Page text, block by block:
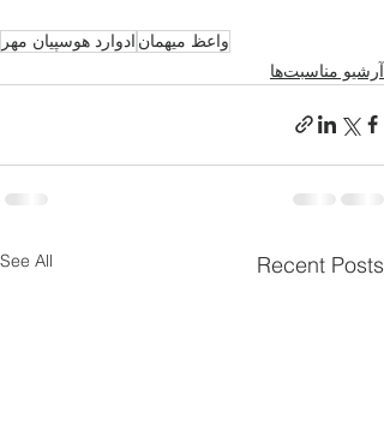
واعظ میهمان ادوارد هوسپیان مهر
آرشیو مناسبت‌ها
Recent Posts
See All